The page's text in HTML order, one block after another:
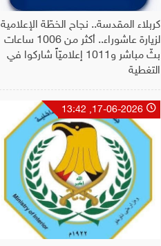
كربلاء المقدسة.. نجاح الخطّة الإعلامية
لزيارة عاشوراء.. أكثر من 1006 ساعات
بثّ مباشر و1011 إعلاميّاً شاركوا في
التغطية